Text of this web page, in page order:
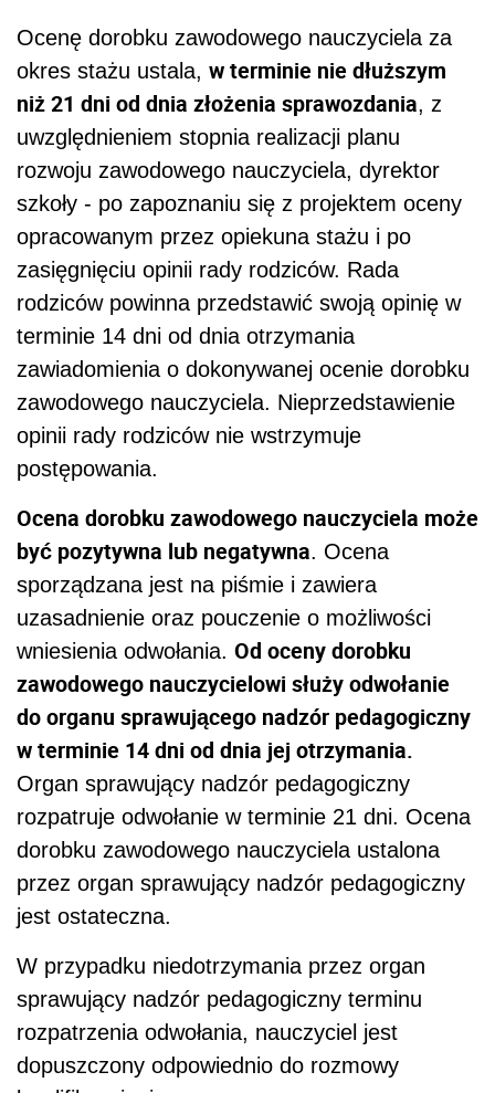
Ocenę dorobku zawodowego nauczyciela za
okres stażu ustala, w terminie nie dłuższym
niż 21 dni od dnia złożenia sprawozdania, z
uwzględnieniem stopnia realizacji planu
rozwoju zawodowego nauczyciela, dyrektor
szkoły - po zapoznaniu się z projektem oceny
opracowanym przez opiekuna stażu i po
zasięgnięciu opinii rady rodziców. Rada
rodziców powinna przedstawić swoją opinię w
terminie 14 dni od dnia otrzymania
zawiadomienia o dokonywanej ocenie dorobku
zawodowego nauczyciela. Nieprzedstawienie
opinii rady rodziców nie wstrzymuje
postępowania.
Ocena dorobku zawodowego nauczyciela może
być pozytywna lub negatywna. Ocena
sporządzana jest na piśmie i zawiera
uzasadnienie oraz pouczenie o możliwości
wniesienia odwołania. Od oceny dorobku
zawodowego nauczycielowi służy odwołanie
do organu sprawującego nadzór pedagogiczny
w terminie 14 dni od dnia jej otrzymania.
Organ sprawujący nadzór pedagogiczny
rozpatruje odwołanie w terminie 21 dni. Ocena
dorobku zawodowego nauczyciela ustalona
przez organ sprawujący nadzór pedagogiczny
jest ostateczna.
W przypadku niedotrzymania przez organ
sprawujący nadzór pedagogiczny terminu
rozpatrzenia odwołania, nauczyciel jest
dopuszczony odpowiednio do rozmowy